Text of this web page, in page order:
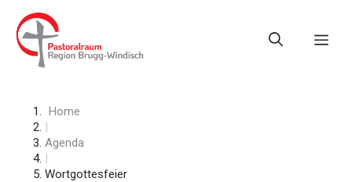
zum
Inhalt
Home
|
Agenda
|
Wortgottesfeier